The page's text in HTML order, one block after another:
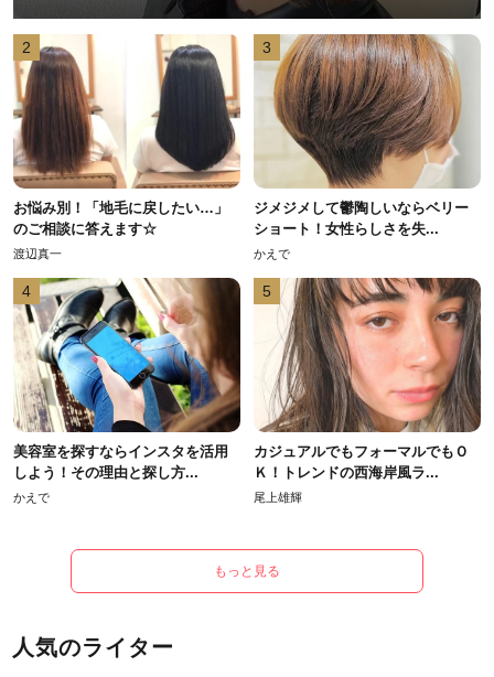
2
お悩み別！「地毛に戻したい…」
のご相談に答えます☆
渡辺真一
3
ジメジメして鬱陶しいならベリー
ショート！女性らしさを失...
かえで
4
美容室を探すならインスタを活用
しよう！その理由と探し方...
かえで
5
カジュアルでもフォーマルでもＯ
Ｋ！トレンドの西海岸風ラ...
尾上雄輝
もっと見る
人気のライター